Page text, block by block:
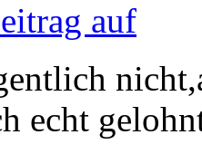
auf
echt